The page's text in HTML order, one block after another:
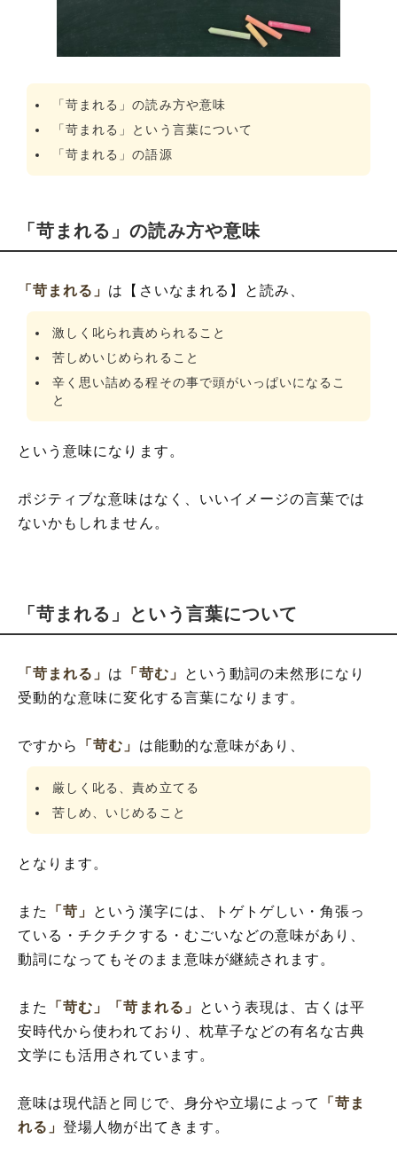
「苛まれる」を使った言葉を解釈
「苛まれる」の読み方や意味
「苛まれる」という言葉について
「苛まれる」の語源
「苛まれる」の読み方や意味
「苛まれる」 は【さいなまれる】と読み、
激しく叱られ責められること
苦しめいじめられること
辛く思い詰める程その事で頭がいっぱいになるこ
と
という意味になります。
ポジティブな意味はなく、いいイメージの言葉では
ないかもしれません。
「苛まれる」という言葉について
「苛まれる」 は 「苛む」
という動詞の未然形になり
受動的な意味に変化する言葉になります。
ですから 「苛む」 は能動的な意味があり、
厳しく叱る、責め立てる
苦しめ、いじめること
となります。
また 「苛」 という漢字には、トゲトゲしい・角張っ
ている・チクチクする・むごいなどの意味があり、
動詞になってもそのまま意味が継続されます。
また 「苛む」 「苛まれる」
という表現は、古くは平
安時代から使われており、枕草子などの有名な古典
文学にも活用されています。
意味は現代語と同じで、身分や立場によって
「苛ま
れる」登場人物が出てきます。